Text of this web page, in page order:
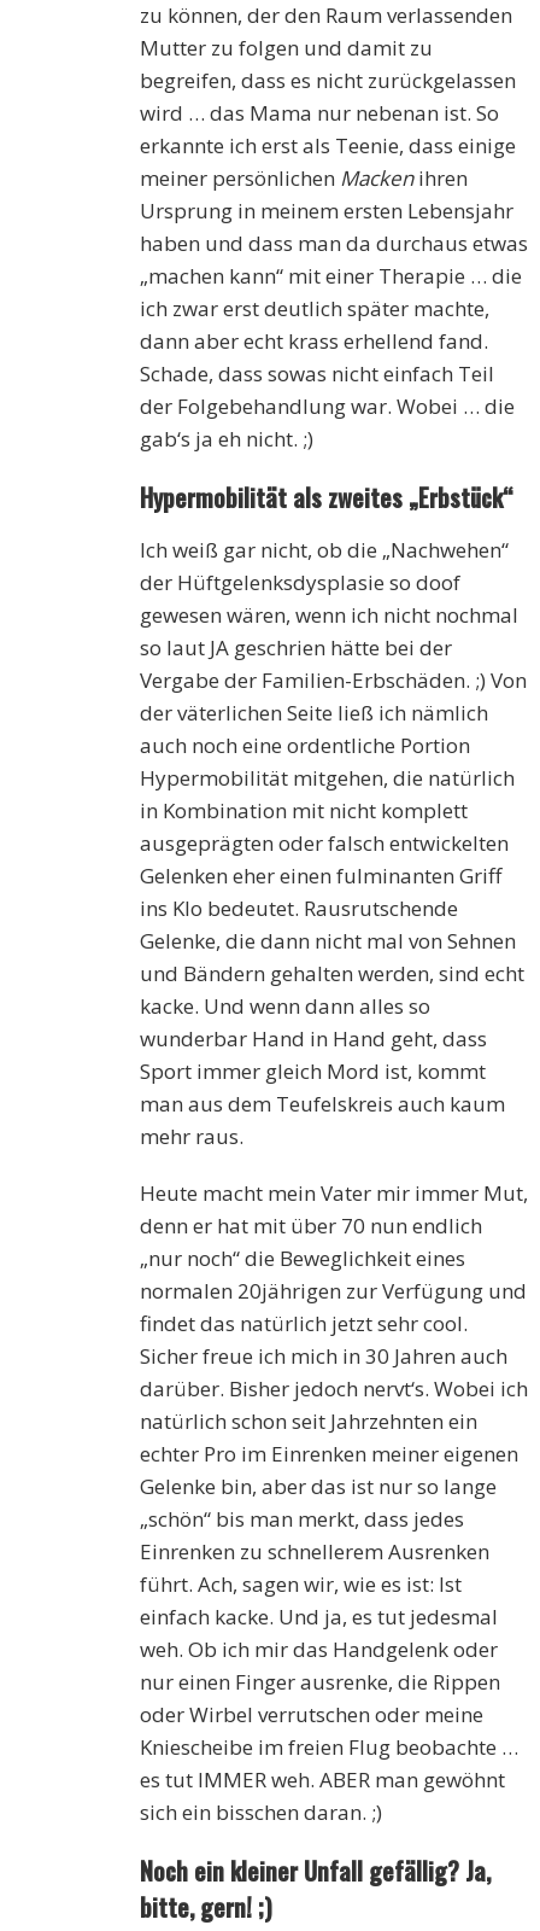
zu können, der den Raum verlassenden
Mutter zu folgen und damit zu
begreifen, dass es nicht zurückgelassen
wird … das Mama nur nebenan ist. So
erkannte ich erst als Teenie, dass einige
meiner persönlichen Mackenihren
Ursprung in meinem ersten Lebensjahr
haben und dass man da durchaus etwas
„machen kann“ mit einer Therapie … die
ich zwar erst deutlich später machte,
dann aber echt krass erhellend fand.
Schade, dass sowas nicht einfach Teil
der Folgebehandlung war. Wobei … die
gab‘s ja eh nicht. ;)
Hypermobilität als zweites „Erbstück“
Ich weiß gar nicht, ob die „Nachwehen“
der Hüftgelenksdysplasie so doof
gewesen wären, wenn ich nicht nochmal
so laut JA geschrien hätte bei der
Vergabe der Familien-Erbschäden. ;) Von
der väterlichen Seite ließ ich nämlich
auch noch eine ordentliche Portion
Hypermobilität mitgehen, die natürlich
in Kombination mit nicht komplett
ausgeprägten oder falsch entwickelten
Gelenken eher einen fulminanten Griff
ins Klo bedeutet. Rausrutschende
Gelenke, die dann nicht mal von Sehnen
und Bändern gehalten werden, sind echt
kacke. Und wenn dann alles so
wunderbar Hand in Hand geht, dass
Sport immer gleich Mord ist, kommt
man aus dem Teufelskreis auch kaum
mehr raus.
Heute macht mein Vater mir immer Mut,
denn er hat mit über 70 nun endlich
„nur noch“ die Beweglichkeit eines
normalen 20jährigen zur Verfügung und
findet das natürlich jetzt sehr cool.
Sicher freue ich mich in 30 Jahren auch
darüber. Bisher jedoch nervt‘s. Wobei ich
natürlich schon seit Jahrzehnten ein
echter Pro im Einrenken meiner eigenen
Gelenke bin, aber das ist nur so lange
„schön“ bis man merkt, dass jedes
Einrenken zu schnellerem Ausrenken
führt. Ach, sagen wir, wie es ist: Ist
einfach kacke. Und ja, es tut jedesmal
weh. Ob ich mir das Handgelenk oder
nur einen Finger ausrenke, die Rippen
oder Wirbel verrutschen oder meine
Kniescheibe im freien Flug beobachte …
es tut IMMER weh. ABER man gewöhnt
sich ein bisschen daran. ;)
Noch ein kleiner Unfall gefällig? Ja,
bitte, gern! ;)